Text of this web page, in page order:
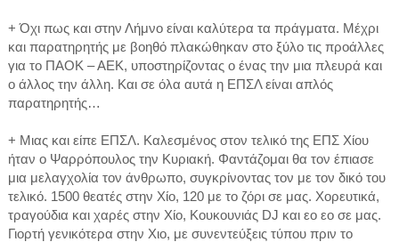
+ Όχι πως και στην Λήμνο είναι καλύτερα τα πράγματα. Μέχρι
και παρατηρητής με βοηθό πλακώθηκαν στο ξύλο τις προάλλες
για το ΠΑΟΚ – ΑΕΚ, υποστηρίζοντας ο ένας την μια πλευρά και
ο άλλος την άλλη. Και σε όλα αυτά η ΕΠΣΛ είναι απλός
παρατηρητής…
+ Μιας και είπε ΕΠΣΛ. Καλεσμένος στον τελικό της ΕΠΣ Χίου
ήταν ο Ψαρρόπουλος την Κυριακή. Φαντάζομαι θα τον έπιασε
μια μελαγχολία τον άνθρωπο, συγκρίνοντας τον με τον δικό του
τελικό. 1500 θεατές στην Χίο, 120 με το ζόρι σε μας. Χορευτικά,
τραγούδια και χαρές στην Χίο, Κουκουνιάς DJ και εο εο σε μας.
Γιορτή γενικότερα στην Χιο, με συνεντεύξεις τύπου πριν το